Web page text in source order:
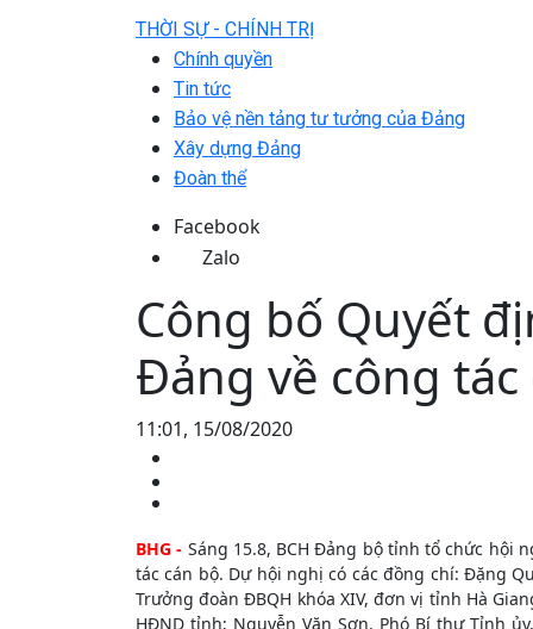
THỜI SỰ - CHÍNH TRỊ
Chính quyền
Tin tức
Bảo vệ nền tảng tư tưởng của Đảng
Xây dựng Đảng
Đoàn thể
Facebook
Zalo
Công bố Quyết
Đảng về công tác
11:01, 15/08/2020
BHG - Sáng 15.8, BCH Đảng bộ tỉnh tổ chức hội
tác cán bộ. Dự hội nghị có các đồng chí: Đặng
Trưởng đoàn ĐBQH khóa XIV, đơn vị tỉnh Hà
HĐND tỉnh; Nguyễn Văn Sơn, Phó Bí thư Tỉnh